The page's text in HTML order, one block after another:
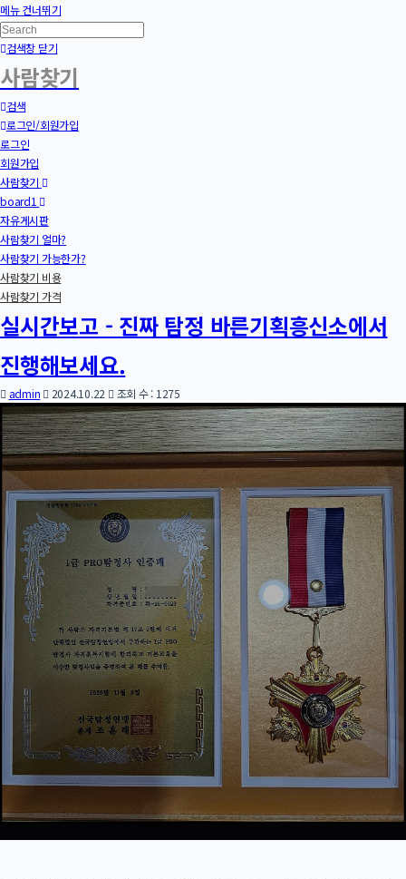
메뉴 건너뛰기
검색창 닫기
사람찾기
검색
로그인/회원가입
로그인
회원가입
사람찾기
board1
자유게시판
사람찾기 얼마?
사람찾기 가능한가?
사람찾기 비용
사람찾기 가격
실시간보고 - 진짜 탐정 바른기획흥신소에서
진행해보세요.
admin 2024.10.22 조회 수 : 1275